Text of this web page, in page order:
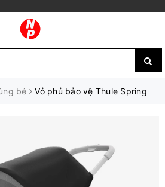
bé Vỏ phủ bảo vệ Thule Spring